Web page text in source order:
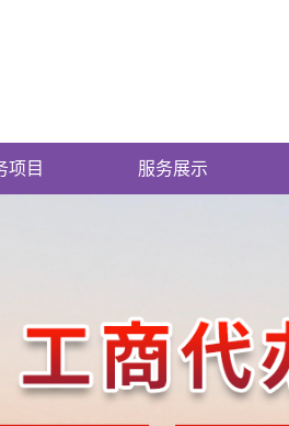
项目 服务展示